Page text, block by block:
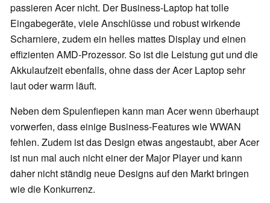
passieren Acer nicht. Der Business-Laptop hat tolle
Eingabegeräte, viele Anschlüsse und robust wirkende
Scharniere, zudem ein helles mattes Display und einen
effizienten AMD-Prozessor. So ist die Leistung gut und die
Akkulaufzeit ebenfalls, ohne dass der Acer Laptop sehr
laut oder warm läuft.
Neben dem Spulenfiepen kann man Acer wenn überhaupt
vorwerfen, dass einige Business-Features wie WWAN
fehlen. Zudem ist das Design etwas angestaubt, aber Acer
ist nun mal auch nicht einer der Major Player und kann
daher nicht ständig neue Designs auf den Markt bringen
wie die Konkurrenz.